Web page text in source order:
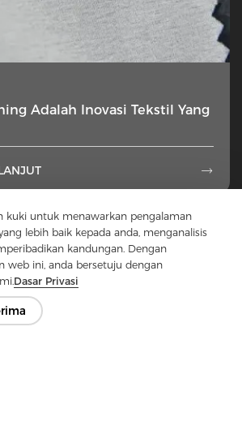
kuki untuk menawarkan pengalaman
lebih baik kepada anda, menganalisis
kandungan. Dengan
web ini, anda bersetuju dengan
Dasar Privasi
Adalah Inovasi Tekstil Yang

23 24 ... 49
Hubungi Kami